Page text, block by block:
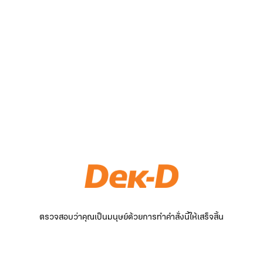
ตรวจสอบว่าคุณเป็นมนุษย์ด้วยการทำคำสั่งนี้ให้เสร็จสิ้น